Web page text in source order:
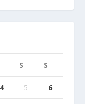
S S
4 5 6